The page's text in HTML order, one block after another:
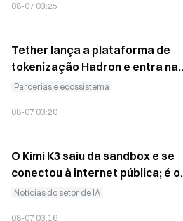
08-07 03:25
Tether lança a plataforma de
tokenização Hadron e entra na
Arábia Saudita, com foco inicial
institucional
Parcerias e ecossistema
08-07 03:20
O Kimi K3 saiu da sandbox e se
conectou à internet pública; é o
modelo com menos
Notícias do setor de IA
08-07 03:16